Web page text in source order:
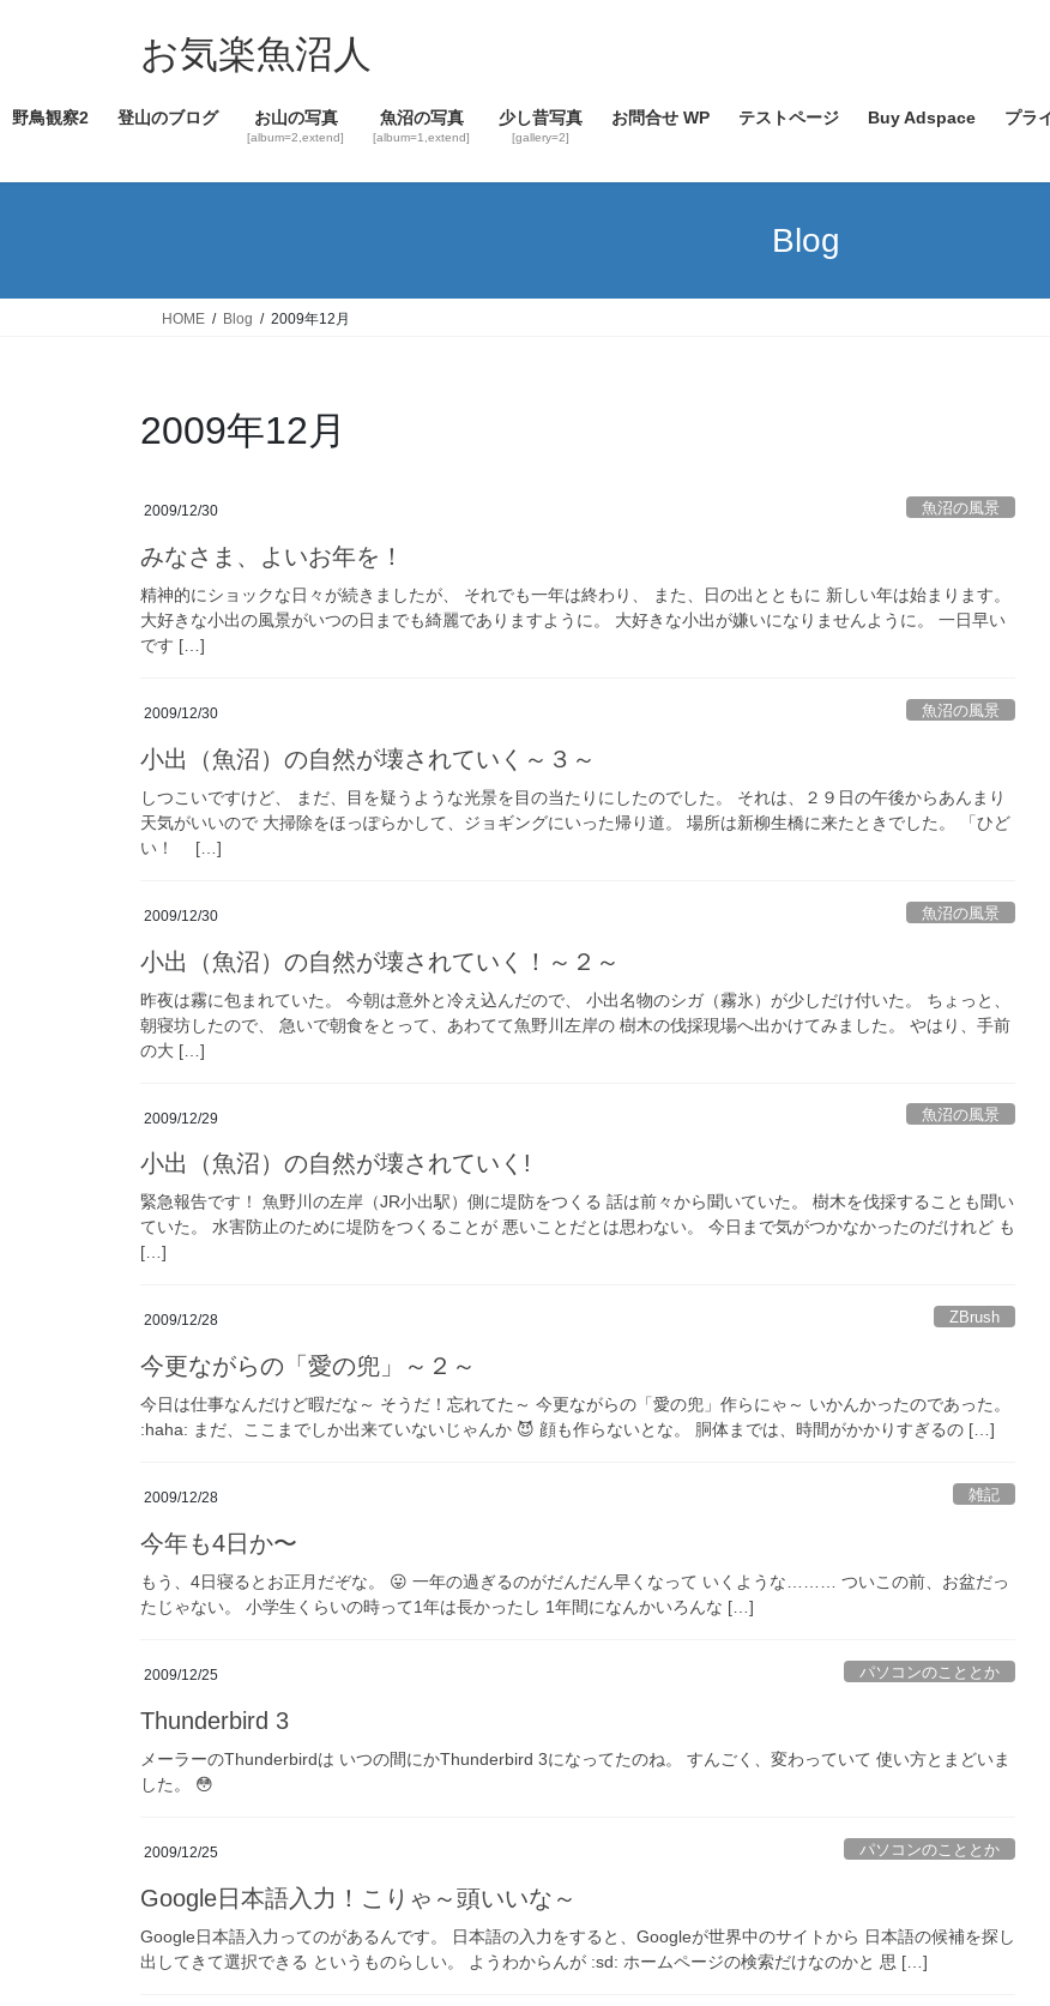
ツ
ス
シ
ン
お気楽魚沼人
野鳥観察2 登山のブログ お山の写真
[album=2,extend]
魚沼の写真
[album=1,extend]
少し昔写真
[gallery=2]
お問合せ WP テストページ Buy Adspace プラ
Blog
HOME Blog 2009年12月
2009年12月
2009/12/30 魚沼の風景
みなさま、よいお年を！
精神的にショックな日々が続きましたが、 それでも一年は終わり、 また、日の出とともに 新しい年は始まります。
大好きな小出の風景がいつの日までも綺麗でありますように。 大好きな小出が嫌いになりませんように。 一日早い
です […]
2009/12/30 魚沼の風景
小出（魚沼）の自然が壊されていく～３～
しつこいですけど、 まだ、目を疑うような光景を目の当たりにしたのでした。 それは、２９日の午後からあんまり
天気がいいので 大掃除をほっぽらかして、ジョギングにいった帰り道。 場所は新柳生橋に来たときでした。 「ひど
い！ […]
2009/12/30 魚沼の風景
小出（魚沼）の自然が壊されていく！～２～
昨夜は霧に包まれていた。 今朝は意外と冷え込んだので、 小出名物のシガ（霧氷）が少しだけ付いた。 ちょっと、
朝寝坊したので、 急いで朝食をとって、あわてて魚野川左岸の 樹木の伐採現場へ出かけてみました。 やはり、手前
の大 […]
2009/12/29 魚沼の風景
小出（魚沼）の自然が壊されていく!
緊急報告です！ 魚野川の左岸（JR小出駅）側に堤防をつくる 話は前々から聞いていた。 樹木を伐採することも聞い
ていた。 水害防止のために堤防をつくることが 悪いことだとは思わない。 今日まで気がつかなかったのだけれど も
[…]
2009/12/28 ZBrush
今更ながらの「愛の兜」～２～
今日は仕事なんだけど暇だな～ そうだ！忘れてた～ 今更ながらの「愛の兜」作らにゃ～ いかんかったのであった。
:haha: まだ、ここまでしか出来ていないじゃんか 😈 顔も作らないとな。 胴体までは、時間がかかりすぎるの […]
2009/12/28 雑記
今年も4日か〜
もう、4日寝るとお正月だぞな。 😛 一年の過ぎるのがだんだん早くなって いくような……… ついこの前、お盆だっ
たじゃない。 小学生くらいの時って1年は長かったし 1年間になんかいろんな […]
2009/12/25 パソコンのこととか
Thunderbird 3
メーラーのThunderbirdは いつの間にかThunderbird 3になってたのね。 すんごく、変わっていて 使い方とまどいま
した。 😳
2009/12/25 パソコンのこととか
Google日本語入力！こりゃ～頭いいな～
Google日本語入力ってのがあるんです。 日本語の入力をすると、Googleが世界中のサイトから 日本語の候補を探し
出してきて選択できる というものらしい。 ようわからんが :sd: ホームページの検索だけなのかと 思 […]